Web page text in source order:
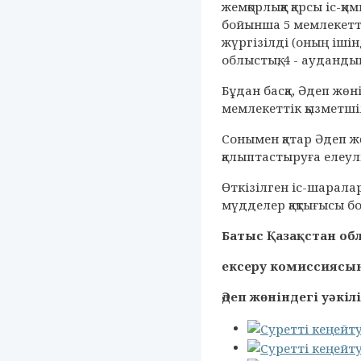
жемқорлыққа қарсы
бойынша 5
жүргізілді (оның
облыстық, 4 -
Бұдан басқа, Әдеп
мемлекеттік
Сонымен қатар Әдеп
қалыптастыруға
Өткізілген іс-
мүдделер қақтығысы
Батыс Қазақстан
ексеру
Әдеп